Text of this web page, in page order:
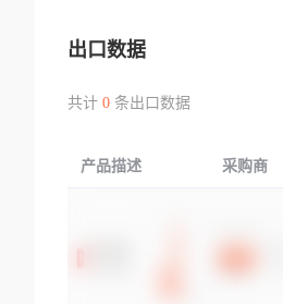
出口数据
共计 0条出口数据
产品描述 采购商